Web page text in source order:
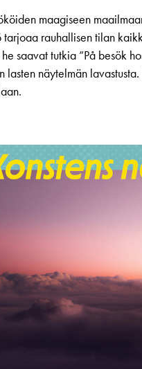
maagiseen
rauhallisen tilan
saavat tutkia ”På besök
lasten näytelmän